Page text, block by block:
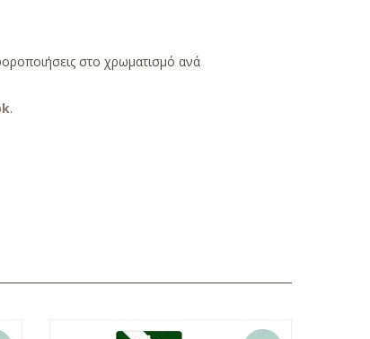
στο χρωματισμό ανά
.